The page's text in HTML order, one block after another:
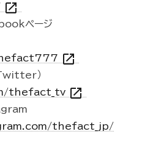
open_in_new
ページ
open_in_new
）
thefact_tv open_in_new
thefact_jp/